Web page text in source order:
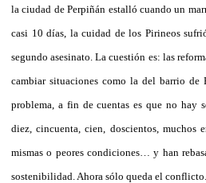
la ciudad de Perpiñán estalló cuando un
casi 10 días, la cuidad de los Pirineos
segundo asesinato. La cuestión es: las
cambiar situaciones como la del barrio de
problema, a fin de cuentas es que no hay
diez, cincuenta, cien, doscientos, muchos
mismas o peores condiciones… y han
sostenibilidad. Ahora sólo queda el conflicto.